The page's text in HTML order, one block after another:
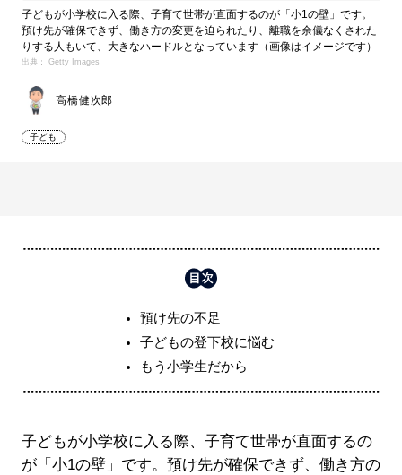
子どもが小学校に入る際、子育て世帯が直面するのが「小1の壁」です。
預け先が確保できず、働き方の変更を迫られたり、離職を余儀なくされた
りする人もいて、大きなハードルとなっています（画像はイメージです）
出典： Getty Images
高橋健次郎
子ども
預け先の不足
子どもの登下校に悩む
もう小学生だから
子どもが小学校に入る際、子育て世帯が直面するの
が「小1の壁」です。預け先が確保できず、働き方の